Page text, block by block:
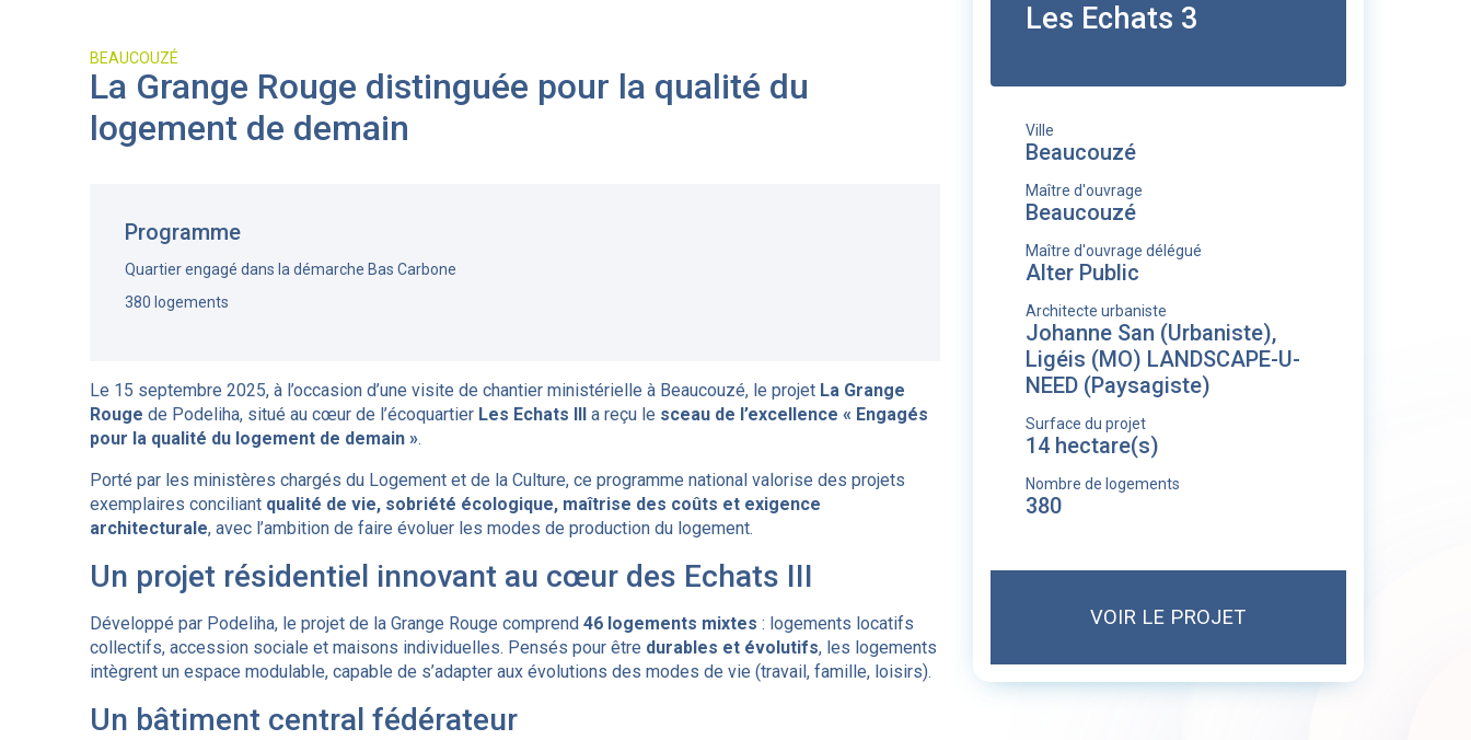
BEAUCOUZÉ
La Grange Rouge distinguée pour la qualité du
logement de demain
Programme
Quartier engagé dans la démarche Bas Carbone
380 logements
Le 15 septembre 2025, à l’occasion d’une visite de chantier ministérielle à Beaucouzé, le projet La Grange
Rouge de Podeliha, situé au cœur de l’écoquartier Les Echats III a reçu le sceau de l’excellence « Engagés
pour la qualité du logement de demain ».
Porté par les ministères chargés du Logement et de la Culture, ce programme national valorise des projets
exemplaires conciliant qualité de vie, sobriété écologique, maîtrise des coûts et exigence
architecturale, avec l’ambition de faire évoluer les modes de production du logement.
Un projet résidentiel innovant au cœur des Echats III
Développé par Podeliha, le projet de la Grange Rouge comprend 46 logements mixtes : logements locatifs
collectifs, accession sociale et maisons individuelles. Pensés pour être durables et évolutifs, les logements
intègrent un espace modulable, capable de s’adapter aux évolutions des modes de vie (travail, famille, loisirs).
Un bâtiment central fédérateur
Les Echats 3
Ville
Beaucouzé
Maître d'ouvrage
Beaucouzé
Maître d'ouvrage délégué
Alter Public
Architecte urbaniste
Johanne San (Urbaniste),
Ligéis (MO) LANDSCAPE-U-
NEED (Paysagiste)
Surface du projet
14 hectare(s)
Nombre de logements
380
VOIR LE PROJET